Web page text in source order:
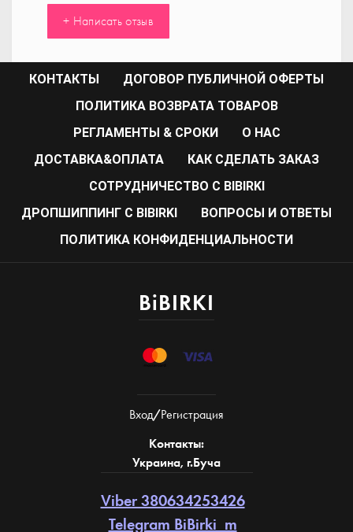
+ Написать отзыв
КОНТАКТЫ
ДОГОВОР ПУБЛИЧНОЙ ОФЕРТЫ
ПОЛИТИКА ВОЗВРАТА ТОВАРОВ
РЕГЛАМЕНТЫ & СРОКИ
О НАС
ДОСТАВКА&ОПЛАТА
КАК СДЕЛАТЬ ЗАКАЗ
CОТРУДНИЧЕСТВО С BIBIRKI
ДРОПШИППИНГ С BIBIRKI
ВОПРОСЫ И ОТВЕТЫ
ПОЛИТИКА КОНФИДЕНЦИАЛЬНОСТИ
BiBIRKI
Вход/Регистрация
Контакты:
Украина, г.Буча
Viber 380634253426
Telegram BiBirki_m